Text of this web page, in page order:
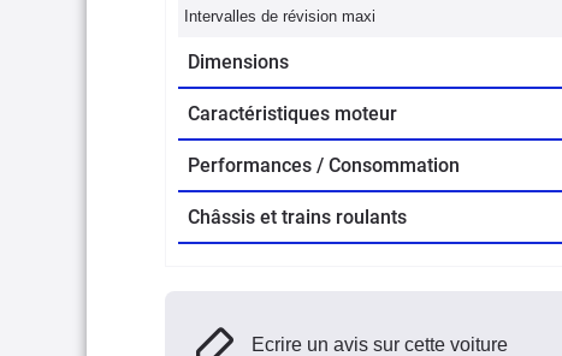
Intervalles de révision maxi
Dimensions
Caractéristiques moteur
Performances / Consommation
Châssis et trains roulants
Ecrire un avis sur cette voiture